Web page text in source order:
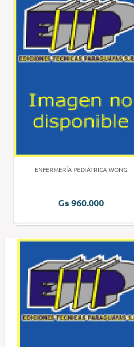
ENFERMERÍA PEDIÁTRICA WONG
Gs 960.000